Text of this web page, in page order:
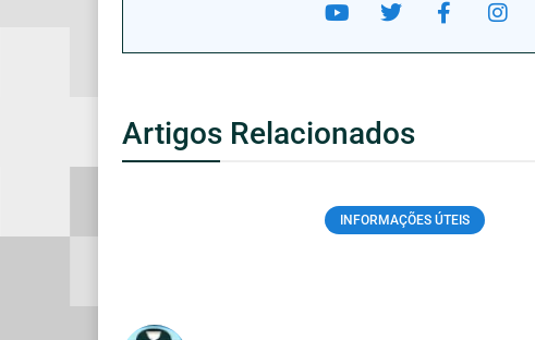
Artigos Relacionados
INFORMAÇÕES ÚTEIS